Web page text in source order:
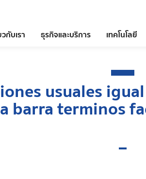
กับเรา ธุรกิจและบริการ เทคโนโลยี
usuales
barra terminos